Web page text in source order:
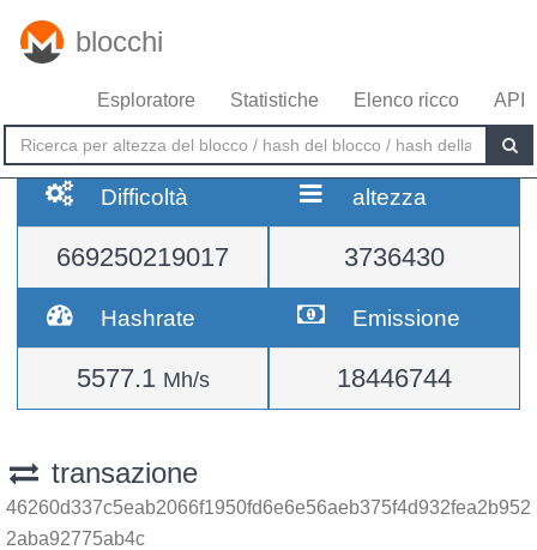
blocchi
Esploratore Statistiche Elenco ricco API
Difficoltà
669250219017
altezza
3736430
Hashrate
5577.1 Mh/s
Emissione
18446744
transazione
46260d337c5eab2066f1950fd6e6e56aeb375f4d932fea2b952
2aba92775ab4c